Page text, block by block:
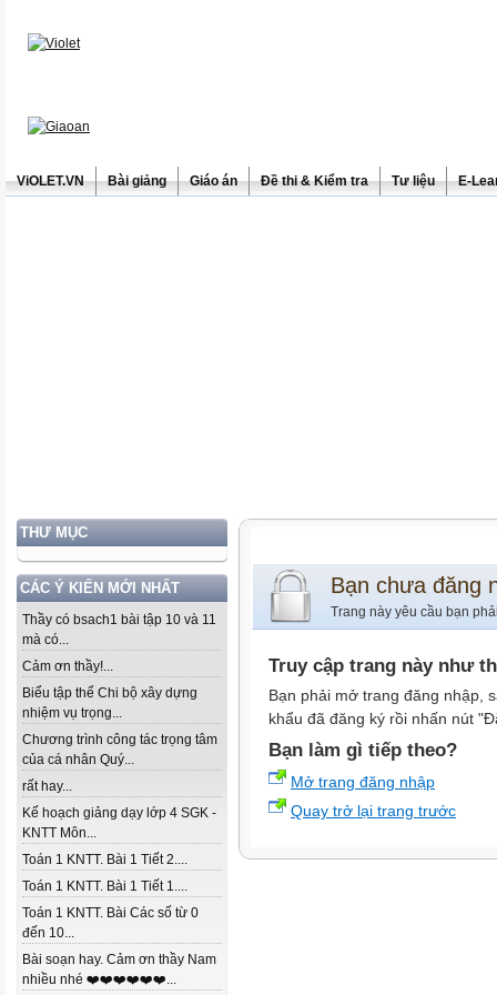
ViOLET.VN Bài giảng Giáo án Đề thi & Kiểm tra Tư liệu E-
THƯ MỤC
CÁC Ý KIẾN MỚI NHẤT
Thầy có bsach1 bài tập 10 và 11
mà có...
Cảm ơn thầy!...
Biểu tập thể Chi bộ xây dựng
nhiệm vụ trọng...
Chương trình công tác trọng tâm
của cá nhân Quý...
rất hay...
Kế hoạch giảng dạy lớp 4 SGK -
KNTT Môn...
Toán 1 KNTT. Bài 1 Tiết 2....
Toán 1 KNTT. Bài 1 Tiết 1....
Toán 1 KNTT. Bài Các số từ 0
đến 10...
Bài soạn hay. Cảm ơn thầy Nam
nhiều nhé ❤️❤️❤️❤️❤️❤️...
Bạn chưa đăng
Trang này yêu cầu bạn
Truy cập trang này như
Bạn phải mở trang đăng nhập,
khẩu đã đăng ký rồi nhấn nút
Bạn làm gì tiếp theo?
Mở trang đăng nhập
Quay trở lại trang trước